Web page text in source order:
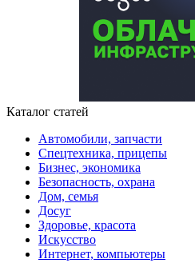
Каталог статей
Автомобили, запчасти
Спецтехника, прицепы
Бизнес, экономика
Безопасность, охрана
Дом, семья
Досуг
Здоровье, красота
Искусство
Интернет, компьютеры